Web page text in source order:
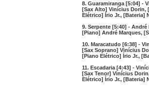
8. Guaramiranga [5:04] -
[Sax Alto] Vinícius Dorin,
Elétrico] Írio Jr., [Bateria]
9. Serpente [5:40] - André
[Piano] André Marques,
10. Maracatudo [6:38] -
[Sax Soprano] Vinícius
[Piano Elétrico] Írio Jr.,
11. Escadaria [4:43] -
[Sax Tenor] Vinícius
Elétrico] Írio Jr., [Bateria]